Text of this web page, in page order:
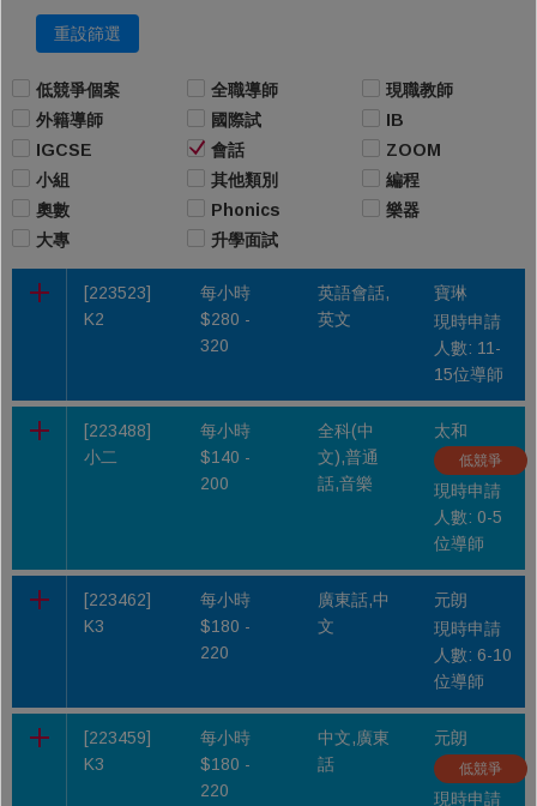
重設篩選
低競爭個案 全職導師
現職教師
外籍導師
國際試
IB
IGCSE
會話
ZOOM
小組
其他類別
編程
奧數
Phonics
樂器
大專
升學面試
[223523]
K2
每小時
$280 -
320
英語會話,
英文
寶琳
現時申請
人數: 11-
15位導師
[223488]
小二
每小時
$140 -
200
全科(中
文),普通
話,音樂
太和
低競爭
現時申請
人數: 0-5
位導師
[223462]
K3
每小時
$180 -
220
廣東話,中
文
元朗
現時申請
人數: 6-10
位導師
[223459]
K3
每小時
$180 -
220
中文,廣東
話
元朗
低競爭
現時申請